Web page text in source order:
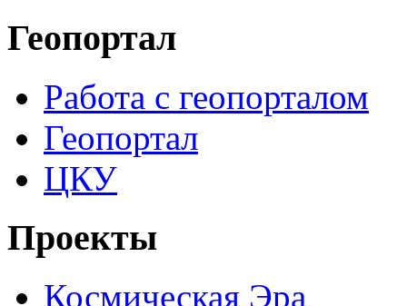
Геопортал
Работа с геопорталом
Геопортал
ЦКУ
Проекты
Космическая Эра